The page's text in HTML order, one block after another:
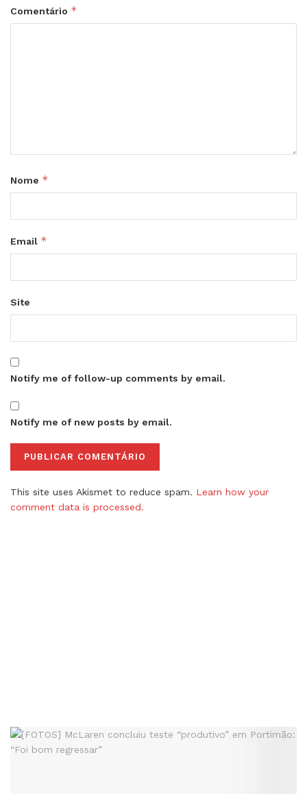
Comentário *
Nome *
Email *
Site
Notify me of follow-up comments by email.
Notify me of new posts by email.
This site uses Akismet to reduce spam. Learn how your
comment data is processed.